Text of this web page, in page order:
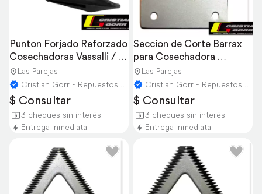
Punton Forjado Reforzado
Cosechadoras Vassalli /
Don Roque
Las Parejas
Cristian Gorr - Repuestos Agricolas
$ Consultar
3 cheques sin interés
Entrega Inmediata
Seccion de Corte Barrax
para Cosechadora
Bernardin
Las Parejas
Cristian Gorr - Repuestos Agricolas
$ Consultar
3 cheques sin interés
Entrega Inmediata